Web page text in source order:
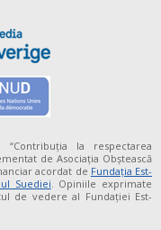
la respectarea
de Asociația Obștească
acordat de Fundaţia Est-
Suediei. Opiniile exprimate
de vedere al Fundației Est-